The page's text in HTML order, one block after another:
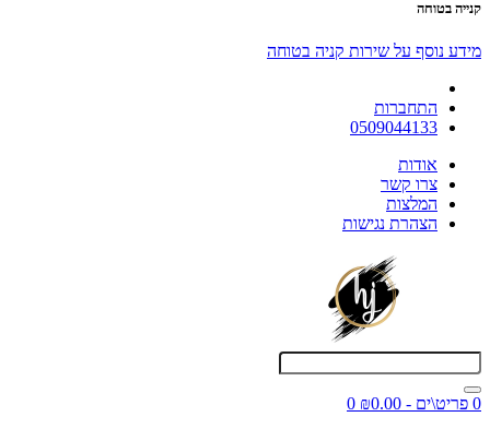
קנייה בטוחה
מידע נוסף על שירות קניה בטוחה
התחברות
0509044133
אודות
צרו קשר
המלצות
הצהרת נגישות
0 פריט\ים - ₪0.00
0